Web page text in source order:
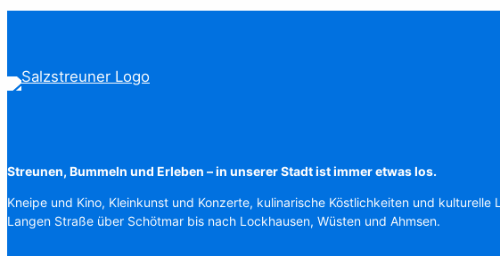
Streunen, Bummeln und Erleben – in unserer Stadt ist immer etwas los.
Kneipe und Kino, Kleinkunst und Konzerte, kulinarische Köstlichkeiten und
Langen Straße über Schötmar bis nach Lockhausen, Wüsten und Ahmsen.